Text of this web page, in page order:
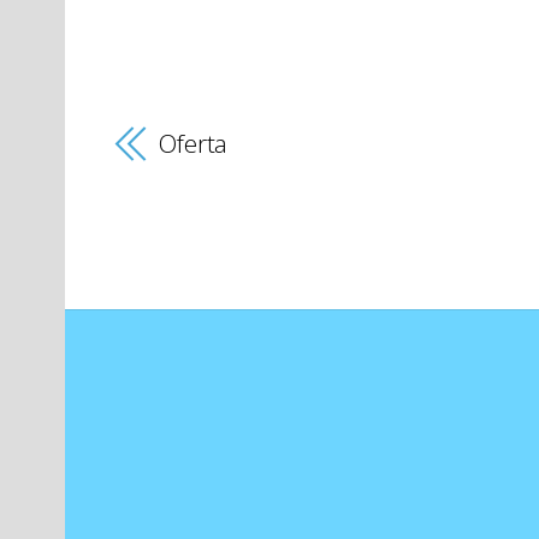
Oferta